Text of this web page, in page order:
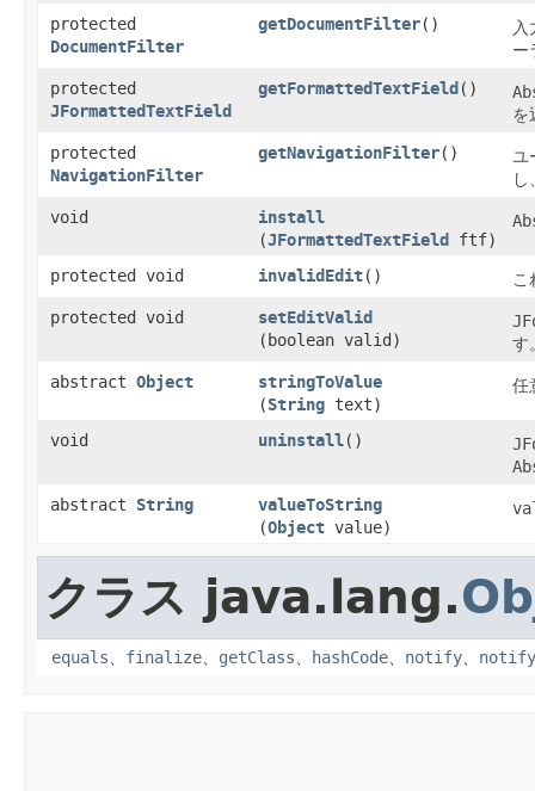
protected
DocumentFilter
getDocumentFilter()
ー
protected
JFormattedTextField
getFormattedTextField ()
を
protected
NavigationFilter
getNavigationFilter()
ユ
void install
(JFormattedTextField ftf)
protected void invalidEdit() こ
protected void setEditValid
(boolean valid)
す
abstract Object stringToValue
(String text)
任
void uninstall()
abstract String valueToString
(Object value)
クラス java.lang.
equals、 finalize、 getClass、 hashCode、 notify、